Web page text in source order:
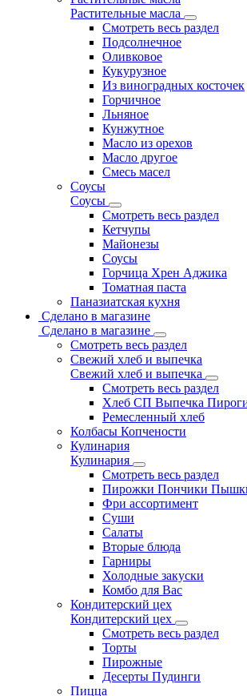
Растительные масла
Смотреть весь раздел
Подсолнечное
Оливковое
Кукурузное
Из виноградных косточек
Горчичное
Льняное
Кунжутное
Масло из орехов
Масло другое
Смесь масел
Соусы
Соусы
Смотреть весь раздел
Кетчупы
Майонезы
Соусы
Горчица Хрен Аджика
Томатная паста
Паназиатская кухня
Сделано в магазине
Сделано в магазине
Смотреть весь раздел
Свежий хлеб и выпечка
Свежий хлеб и выпечка
Смотреть весь раздел
Хлеб СП Выпечка
Ремесленный хлеб
Колбасы Копчености
Кулинария
Кулинария
Смотреть весь раздел
Пирожки Пончики
Фри ассортимент
Суши
Салаты
Вторые блюда
Гарниры
Холодные закуски
Комбо для Вас
Кондитерский цех
Кондитерский цех
Смотреть весь раздел
Торты
Пирожные
Десерты Пудинги
Пицца